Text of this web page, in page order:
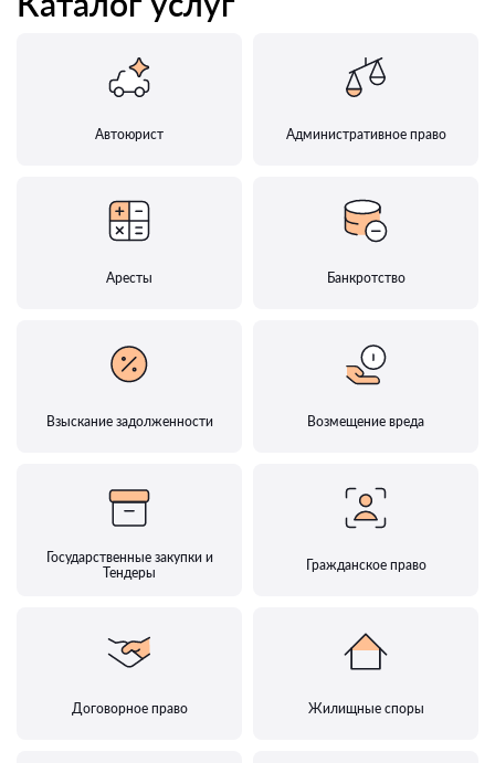
Автоюрист Административное право
Аресты Банкротство
Взыскание задолженности Возмещение вреда
Государственные закупки и
Тендеры
Гражданское право
Договорное право Жилищные споры